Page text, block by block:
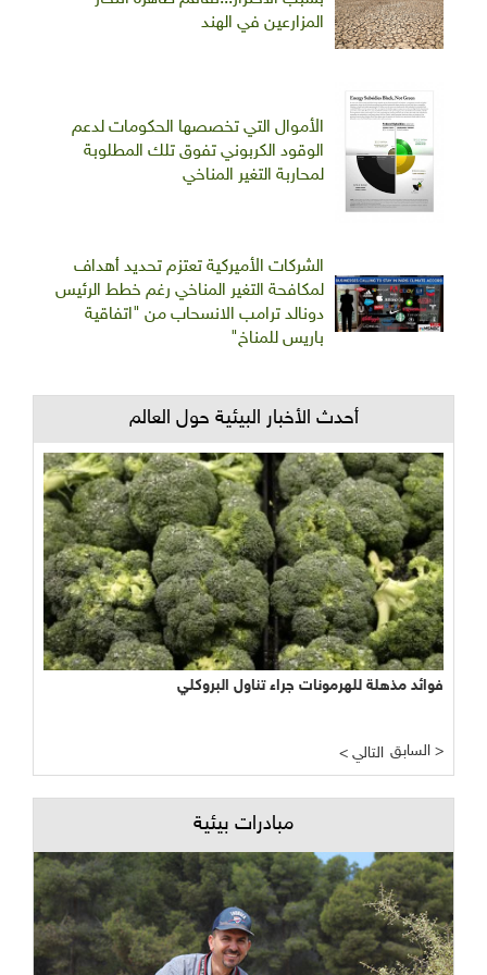
المزارعين في الهند
الأموال التي تخصصها الحكومات لدعم
الوقود الكربوني تفوق تلك المطلوبة
لمحاربة التغير المناخي
الشركات الأميركية تعتزم تحديد أهداف
لمكافحة التغير المناخي رغم خطط الرئيس
دونالد ترامب الانسحاب من "اتفاقية
باريس للمناخ"
أحدث الأخبار البيئية حول العالم
نجاح مبشر وواعد لتجربة الأراضي الرطبة المصطنعة في معالجة
< التالي السابق >
مبادرات بيئية